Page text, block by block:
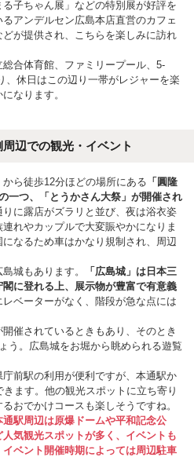
子ちゃん展」などの特別展が好評を
アンデルセン広島本店直営のカフェ
が提供され、こちらを楽しみに訪れ
合体育館、ファミリープール、5-
、休日はこの辺り一帯がレジャーを楽
なります。
辺での観光・イベント
から徒歩12分ほどの場所にある 「圓隆
一つ、「とうかさん大祭」が開催され
に露店がズラリと並び、夜は浴衣姿
れやカップルで大変賑やかになりま
なるため車はかなり規制され、周辺
城もあります。
「広島城」は日本三
に登れる上、展示物が豊富で有意義
レベーターがなく、階段が急な点には
催されているときもあり、そのとき
う。広島城をお堀から眺められる遊覧
前駅の利用が便利ですが、本通駅か
ます。他の観光スポットに立ち寄り
おでかけコースも楽しそうですね。
駅周辺は原爆ドームや平和記念公
気観光スポットが多く、イベントも
ベント開催時期によっては周辺駐車